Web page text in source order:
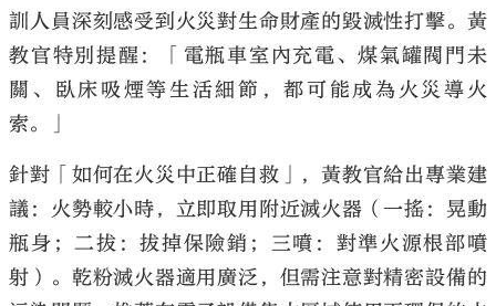
訓人員深刻感受到火災對生命財產的毀滅性打擊。黃
教官特別提醒：「電瓶車室內充電、煤氣罐閥門未
關、臥床吸煙等生活細節，都可能成為火災導火
索。」
針對「如何在火災中正確自救」，黃教官給出專業建
議：火勢較小時，立即取用附近滅火器（一搖：晃動
瓶身；二拔：拔掉保險銷；三噴：對準火源根部噴
射）。乾粉滅火器適用廣泛，但需注意對精密設備的